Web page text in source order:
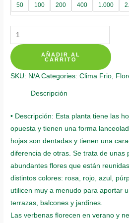
50 100 200 400 1.000
Semillas
Orgánicas
De
Flor
quantity
AÑADIR AL
CARRITO
SKU: N/A Categories:Clima Frio,
Descripción
• Descripción: Esta planta tiene las
opuesta y tienen una forma
hojas son dentadas y tienen una
diferencia de otras. Se trata de unas
abundantes flores que están
distintos colores: rosa, rojo, azul,
utilicen muy a menudo para aportar
terrazas, balcones y jardines.
Las verbenas florecen en verano y